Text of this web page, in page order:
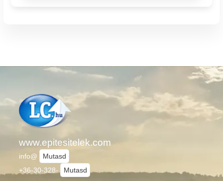
www.epitesitelek.com
info@
Mutasd
+36-30-328-
Mutasd